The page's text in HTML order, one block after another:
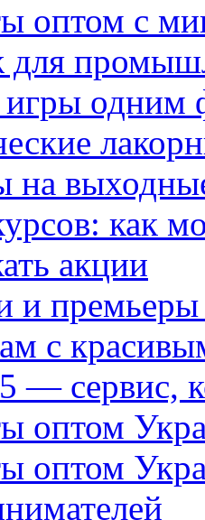
оптом с
для
игры одним
на
как
акции
и
с
— сервис,
оптом
оптом